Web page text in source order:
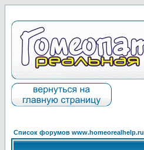
Список форумов www.homeorealhelp.ru